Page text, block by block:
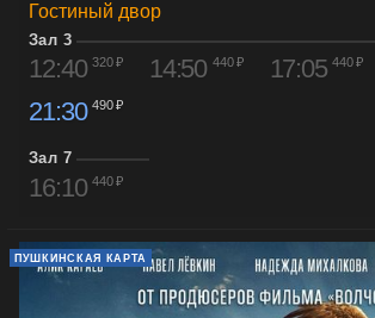
Гостиный двор
Зал 3
12:40 320 ₽ 14:50 440 ₽ 17:05 440 ₽
21:30 490 ₽
Зал 7
16:10 440 ₽
ПУШКИНСКАЯ КАРТА